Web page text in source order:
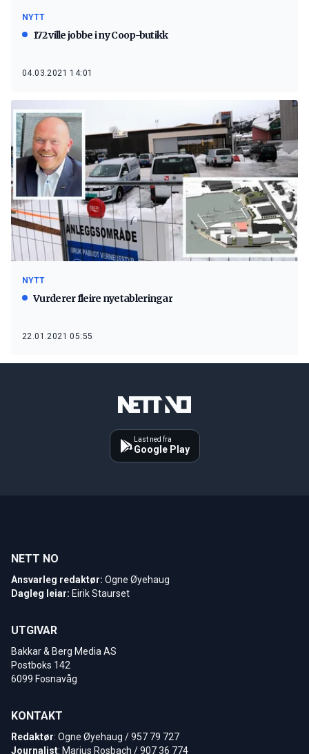
NYTT
172 ville jobbe i ny Coop-butikk
04.03.2021 14:01
NYTT
Vurderer fleire nyetableringar
22.01.2021 05:55
Last ned fra
Google Play
NETT NO
Ansvarleg redaktør: Ogne Øyehaug
Dagleg leiar: Eirik Staurset
UTGIVAR
Bakkar & Berg Media AS
Postboks 142
6099 Fosnavåg
KONTAKT
Redaktør: Ogne Øyehaug / 957 79 727
Journalist: Marius Rosbach / 907 36 774